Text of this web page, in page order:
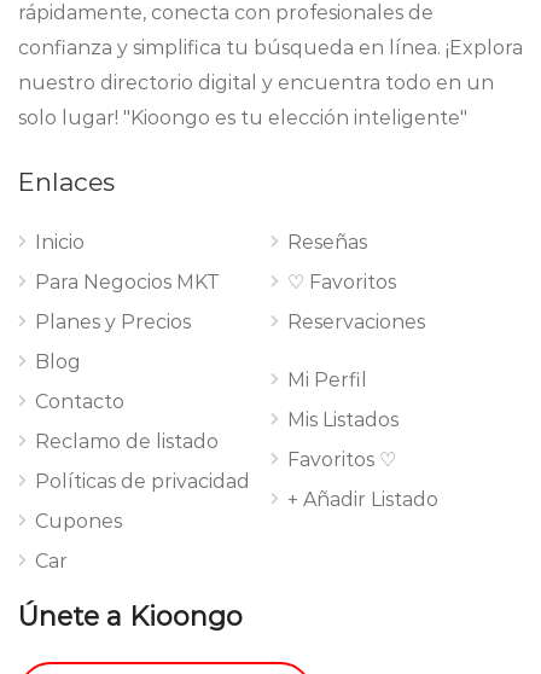
rápidamente, conecta con profesionales de
confianza y simplifica tu búsqueda en línea. ¡Explora
nuestro directorio digital y encuentra todo en un
solo lugar! "Kioongo es tu elección inteligente"
Enlaces
Inicio
Para Negocios MKT
Planes y Precios
Blog
Contacto
Reclamo de listado
Políticas de privacidad
Cupones
Car
Reseñas
♡ Favoritos
Reservaciones
Mi Perfil
Mis Listados
Favoritos ♡
+ Añadir Listado
Únete a Kioongo